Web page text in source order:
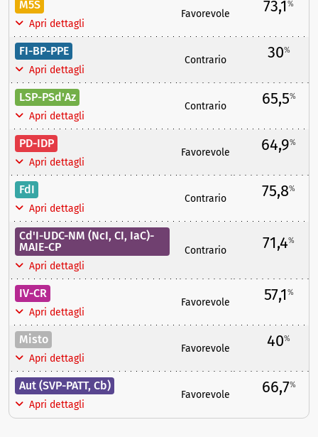
M5S
Apri dettagli
Favorevole 73,1%
FI-BP-PPE
Apri dettagli
Contrario 30%
LSP-PSd'Az
Apri dettagli
Contrario 65,5%
PD-IDP
Apri dettagli
Favorevole 64,9%
FdI
Apri dettagli
Contrario 75,8%
Cd'I-UDC-NM (NcI, CI, IaC)-
MAIE-CP
Apri dettagli
Contrario 71,4%
IV-CR
Apri dettagli
Favorevole 57,1%
Misto
Apri dettagli
Favorevole 40%
Aut (SVP-PATT, Cb)
Apri dettagli
Favorevole 66,7%